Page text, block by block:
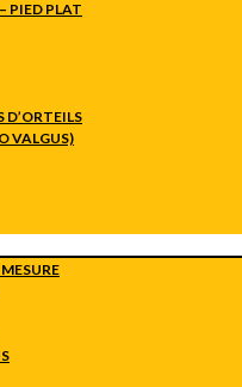
PIED PLAT
D’ORTEILS
VALGUS)